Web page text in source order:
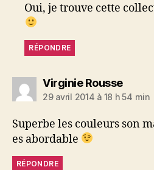
Oui, je trouve cette
RÉPONDRE
Virginie Roussedit :
29 avril 2014 à 18 h 54 min
Superbe les couleurs son
es abordable
RÉPONDRE